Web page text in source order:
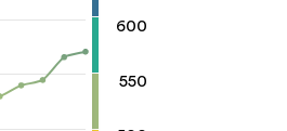
600
550